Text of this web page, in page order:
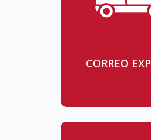
CORREO